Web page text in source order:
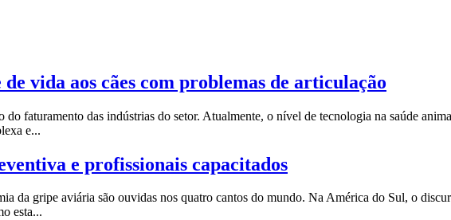
vida aos cães com problemas de articulação
do faturamento das indústrias do setor. Atualmente, o nível de tecnologia na saúde
e...
e profissionais capacitados
da gripe aviária são ouvidas nos quatro cantos do mundo. Na América do Sul, o
esta...